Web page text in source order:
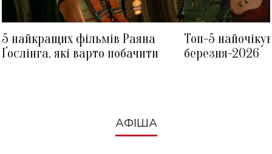
5 найкращих фільмів Раяна
Ґослінга, які варто побачити
Топ-5
березня-2026
АФІША